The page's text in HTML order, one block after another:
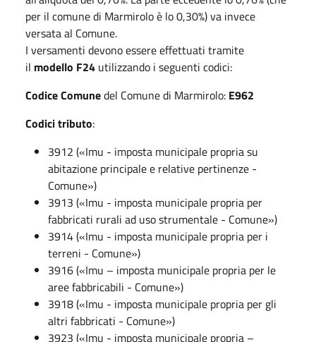
per il comune di Marmirolo è lo 0,30%) va invece
versata al Comune.
I versamenti devono essere effettuati tramite
il modello F24 utilizzando i seguenti codici:
Codice Comunedel Comune di Marmirolo: E962
Codici tributo:
3912 («Imu - imposta municipale propria su
abitazione principale e relative pertinenze -
Comune»)
3913 («Imu - imposta municipale propria per
fabbricati rurali ad uso strumentale - Comune»)
3914 («Imu - imposta municipale propria per i
terreni - Comune»)
3916 («Imu – imposta municipale propria per le
aree fabbricabili - Comune»)
3918 («Imu - imposta municipale propria per gli
altri fabbricati - Comune»)
3923 («Imu - imposta municipale propria –